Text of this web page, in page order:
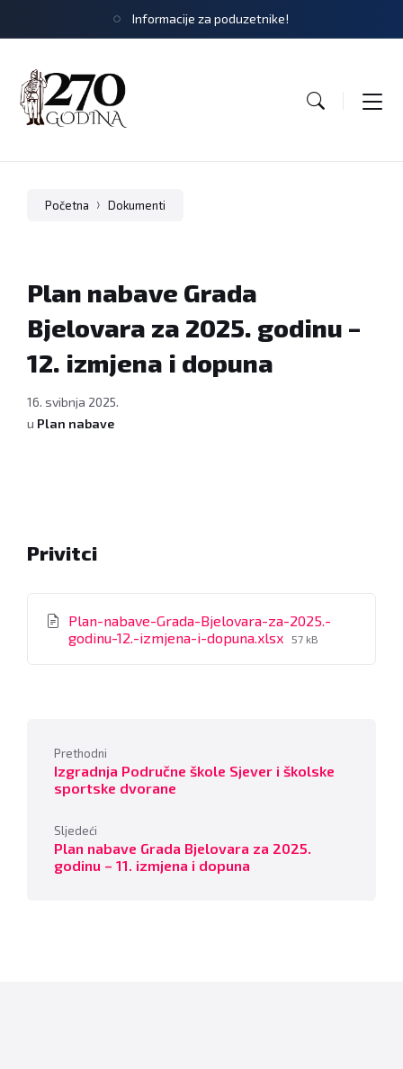
Informacije za poduzetnike!
Početna Dokumenti
Plan nabave Grada
Bjelovara za 2025. godinu –
12. izmjena i dopuna
16. svibnja 2025.
u Plan nabave
Privitci
Plan-nabave-Grada-Bjelovara-za-2025.-
godinu-12.-izmjena-i-dopuna.xlsx File
57 kB
Prethodni
Izgradnja Područne škole Sjever i školske
sportske dvorane
Sljedeći
Plan nabave Grada Bjelovara za 2025.
godinu – 11. izmjena i dopuna